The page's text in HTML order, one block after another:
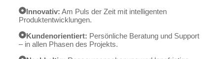
Innovativ: Am Puls der Zeit mit intelligenten
Produktentwicklungen.
Kundenorientiert: Persönliche Beratung und Support
– in allen Phasen des Projekts.